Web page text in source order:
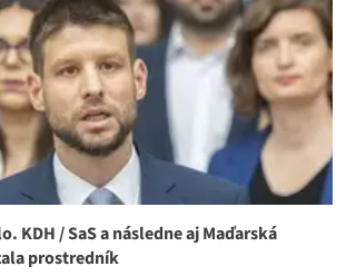
KDH / SaS a následne aj Maďarská
prostredník